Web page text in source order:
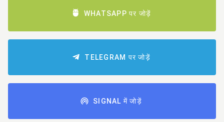
WHATSAPP पर जोड़ें
TELEGRAM पर जोड़ें
SIGNAL में जोड़ें